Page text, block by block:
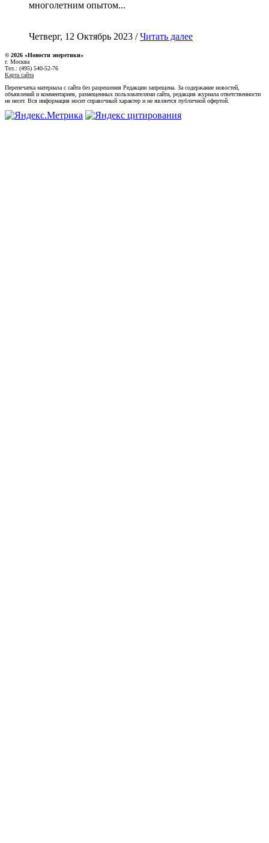
многолетним опытом...
Четверг, 12 Октябрь 2023 /Читать далее
© 2026 «Новости энеретики»
г. Москва
Тел.: (495) 540-52-76
Карта сайта
Перепечатка материала с сайта без разрешения Редакции запрещена. За содержание новостей,
объявлений и комментариев, размещенных пользователями сайта, редакция журнала ответственности
не несет. Вся информация носит справочный характер и не является публичной офертой.